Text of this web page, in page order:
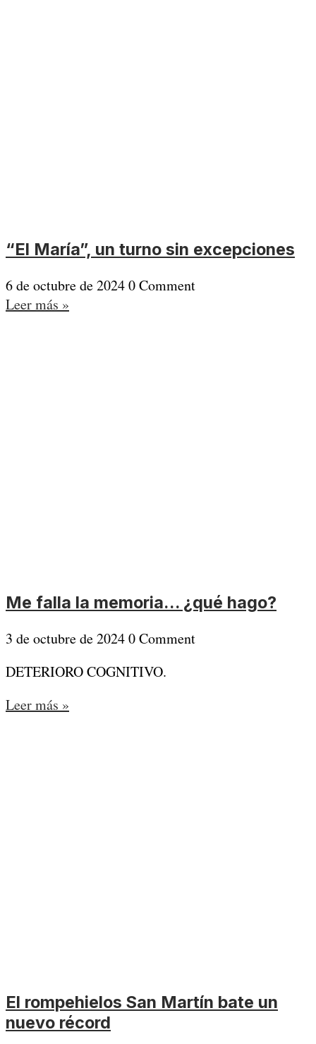
“El María”, un turno sin excepciones
6 de octubre de 20240 Comment
Leer más »
Me falla la memoria… ¿qué hago?
3 de octubre de 20240 Comment
DETERIORO COGNITIVO.
Leer más »
El rompehielos San Martín bate un
nuevo récord